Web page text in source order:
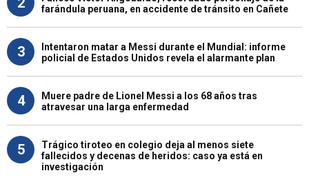
farándula peruana, en accidente de tránsito en Cañete
3
Intentaron matar a Messi durante el Mundial: informe
policial de Estados Unidos revela el alarmante plan
4
Muere padre de Lionel Messi a los 68 años tras
atravesar una larga enfermedad
5
Trágico tiroteo en colegio deja al menos siete
fallecidos y decenas de heridos: caso ya está en
investigación